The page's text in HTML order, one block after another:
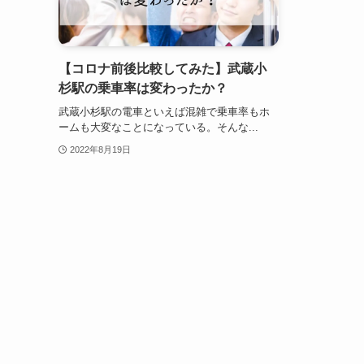
【コロナ前後比較してみた】武蔵小
杉駅の乗車率は変わったか？
武蔵小杉駅の電車といえば混雑で乗車率もホ
ームも大変なことになっている。そんな...
2022年8月19日